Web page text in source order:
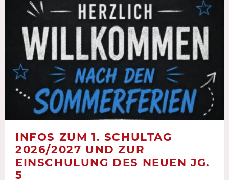
INFOS ZUM 1. SCHULTAG
2026/2027 UND ZUR
EINSCHULUNG DES NEUEN JG.
5